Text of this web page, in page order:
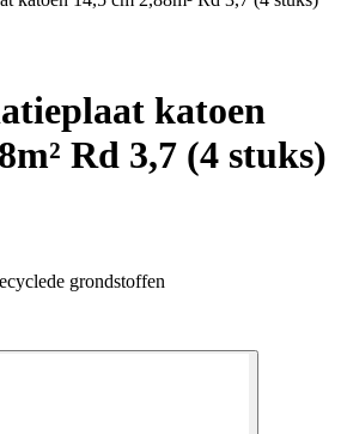
katoen
Rd 3,7 (4 stuks)
grondstoffen